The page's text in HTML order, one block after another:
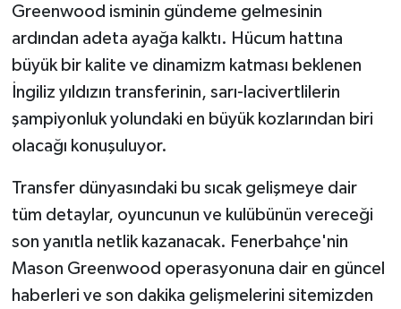
Greenwood isminin gündeme gelmesinin
ardından adeta ayağa kalktı. Hücum hattına
büyük bir kalite ve dinamizm katması beklenen
İngiliz yıldızın transferinin, sarı-lacivertlilerin
şampiyonluk yolundaki en büyük kozlarından biri
olacağı konuşuluyor.
Transfer dünyasındaki bu sıcak gelişmeye dair
tüm detaylar, oyuncunun ve kulübünün vereceği
son yanıtla netlik kazanacak. Fenerbahçe'nin
Mason Greenwood operasyonuna dair en güncel
haberleri ve son dakika gelişmelerini sitemizden